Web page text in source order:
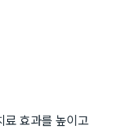
료 효과를 높이고